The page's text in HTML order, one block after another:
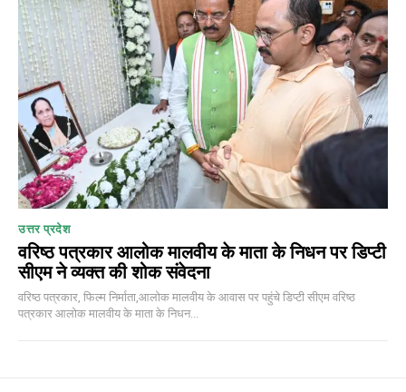
उत्तर प्रदेश
वरिष्ठ पत्रकार आलोक मालवीय के माता के निधन पर डिप्टी
सीएम ने व्यक्त की शोक संवेदना
वरिष्ठ पत्रकार, फिल्म निर्माता,आलोक मालवीय के आवास पर पहुंचे डिप्टी सीएम वरिष्ठ
पत्रकार आलोक मालवीय के माता के निधन...